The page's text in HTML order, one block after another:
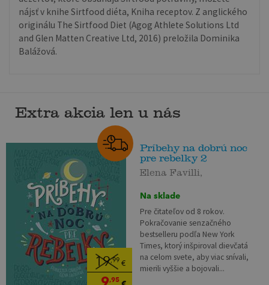
nájsť v knihe Sirtfood diéta, Kniha receptov. Z anglického
originálu The Sirtfood Diet (Agog Athlete Solutions Ltd
and Glen Matten Creative Ltd, 2016) preložila Dominika
Balážová.
Extra akcia len u nás
19,99 €
9,95
Príbehy na dobrú noc
pre rebelky 2
Elena Favilli,
Na sklade
Pre čitateľov od 8 rokov.
Pokračovanie senzačného
bestselleru podľa New York
Times, ktorý inšpiroval dievčatá
na celom svete, aby viac snívali,
mierili vyššie a bojovali...